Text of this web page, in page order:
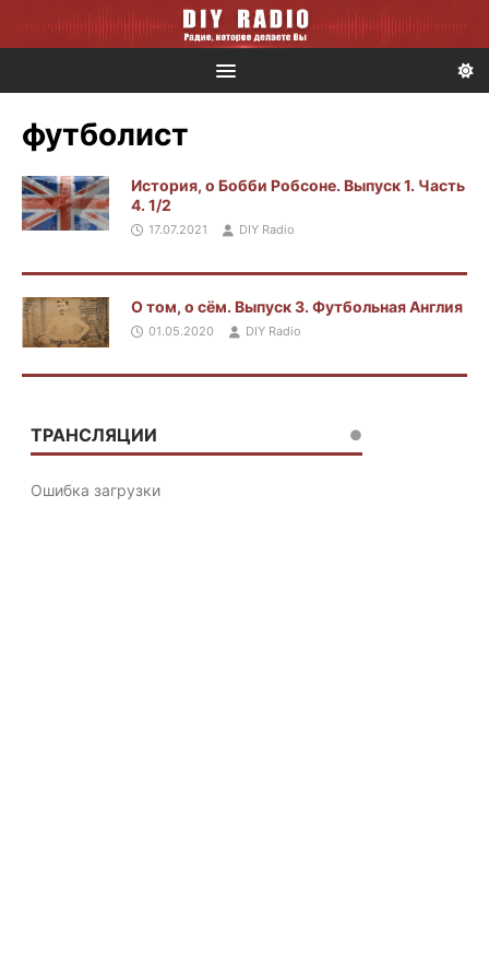
футболист
История, о Бобби Робсоне. Выпуск 1. Часть
4. 1/2
17.07.2021 DIY Radio
О том, о сём. Выпуск 3. Футбольная Англия
01.05.2020 DIY Radio